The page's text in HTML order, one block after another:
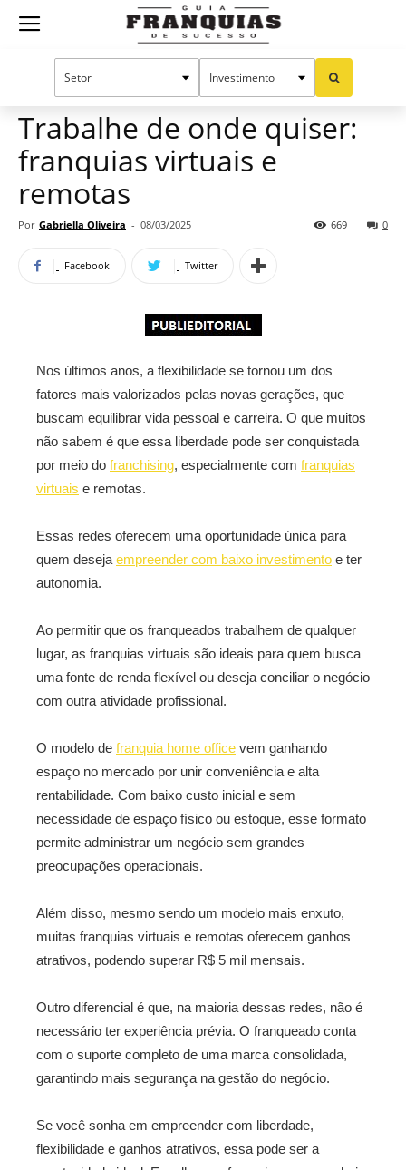
Guia
Oportunidades e tendências Publieditorial
Trabalhe de onde quiser:
franquias virtuais e
remotas
Por Gabriella Oliveira - 08/03/2025 0
669
Facebook Twitter
Nos últimos anos, a flexibilidade se tornou um dos
fatores mais valorizados pelas novas gerações, que
buscam equilibrar vida pessoal e carreira. O que muitos
não sabem é que essa liberdade pode ser conquistada
por meio do franchising, especialmente com franquias
virtuais e remotas.
Essas redes oferecem uma oportunidade única para
quem deseja empreender com baixo investimento e ter
autonomia.
Ao permitir que os franqueados trabalhem de qualquer
lugar, as franquias virtuais são ideais para quem busca
uma fonte de renda flexível ou deseja conciliar o negócio
com outra atividade profissional.
O modelo de franquia home office vem ganhando
espaço no mercado por unir conveniência e alta
rentabilidade. Com baixo custo inicial e sem
necessidade de espaço físico ou estoque, esse formato
permite administrar um negócio sem grandes
preocupações operacionais.
Além disso, mesmo sendo um modelo mais enxuto,
muitas franquias virtuais e remotas oferecem ganhos
atrativos, podendo superar R$ 5 mil mensais.
Outro diferencial é que, na maioria dessas redes, não é
necessário ter experiência prévia. O franqueado conta
com o suporte completo de uma marca consolidada,
garantindo mais segurança na gestão do negócio.
Se você sonha em empreender com liberdade,
flexibilidade e ganhos atrativos, essa pode ser a